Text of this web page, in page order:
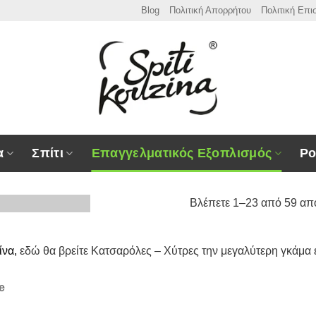
Blog Πολιτική Απορρήτου Πολιτική
Σπίτι Επαγγελματικός Εξοπλισμός
Βλέπετε 1–23 από 59
εδώ θα βρείτε Κατσαρόλες – Χύτρες την μεγαλύτερη
Εξοπλισμός